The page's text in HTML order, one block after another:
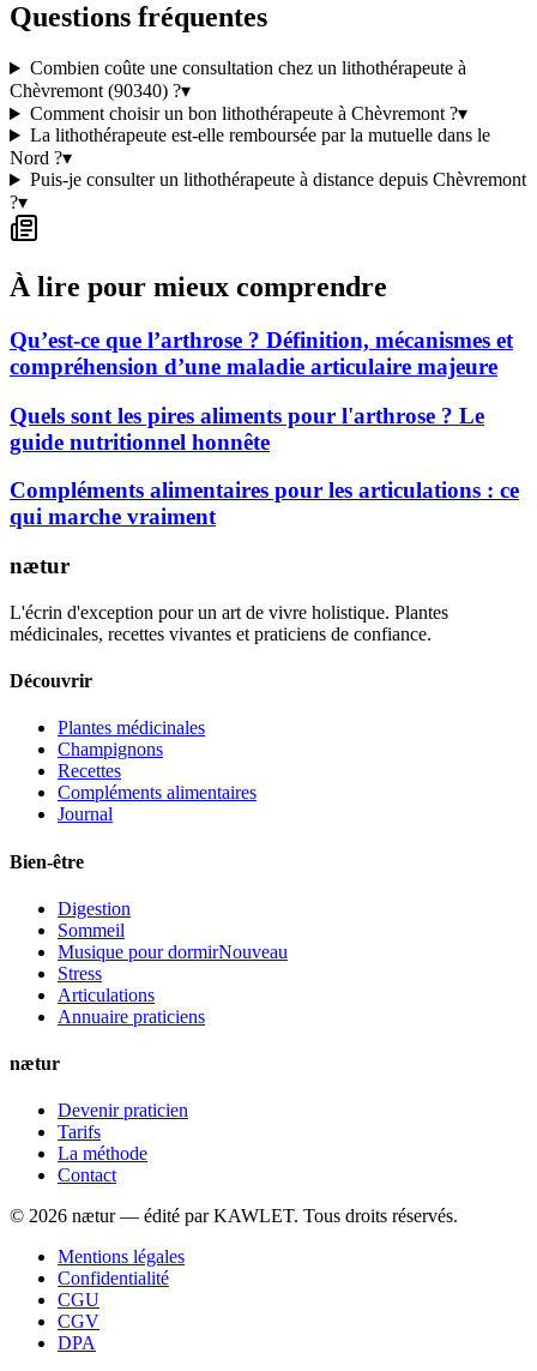
Questions fréquentes
Combien coûte une consultation chez un lithothérapeute à
Chèvremont (90340) ?▾
Comment choisir un bon lithothérapeute à Chèvremont ?▾
La lithothérapeute est-elle remboursée par la mutuelle dans le
Nord ?▾
Puis-je consulter un lithothérapeute à distance depuis Chèvremont
?▾
À lire pour mieux comprendre
Qu’est-ce que l’arthrose ? Définition, mécanismes et
compréhension d’une maladie articulaire majeure
Quels sont les pires aliments pour l'arthrose ? Le
guide nutritionnel honnête
Compléments alimentaires pour les articulations : ce
qui marche vraiment
nætur
L'écrin d'exception pour un art de vivre holistique. Plantes
médicinales, recettes vivantes et praticiens de confiance.
Découvrir
Plantes médicinales
Champignons
Recettes
Compléments alimentaires
Journal
Bien-être
Digestion
Sommeil
Musique pour dormirNouveau
Stress
Articulations
Annuaire praticiens
nætur
Devenir praticien
Tarifs
La méthode
Contact
© 2026 nætur — édité par KAWLET. Tous droits réservés.
Mentions légales
Confidentialité
CGU
CGV
DPA